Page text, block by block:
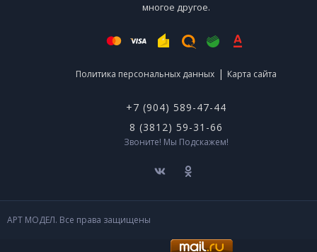
многое другое.
Политика персональных данных | Карта сайта
+7 (904) 589-47-44
8 (3812) 59-31-66
Звоните! Мы Подскажем!
АРТ МОДЕЛ. Все права защищены